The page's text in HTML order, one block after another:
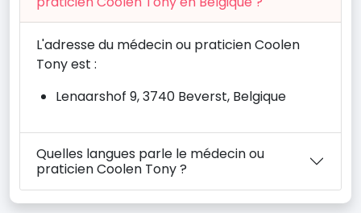
L'adresse du médecin ou praticien Coolen
Tony est :
Lenaarshof 9, 3740 Beverst, Belgique
Quelles langues parle le médecin ou
praticien Coolen Tony ?